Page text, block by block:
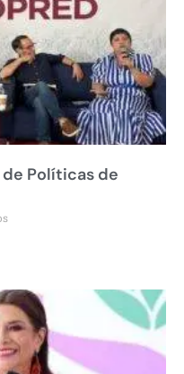
Políticas de